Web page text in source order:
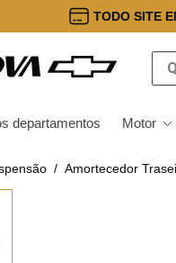
TODO SITE
departamentos Motor
Amortecedor